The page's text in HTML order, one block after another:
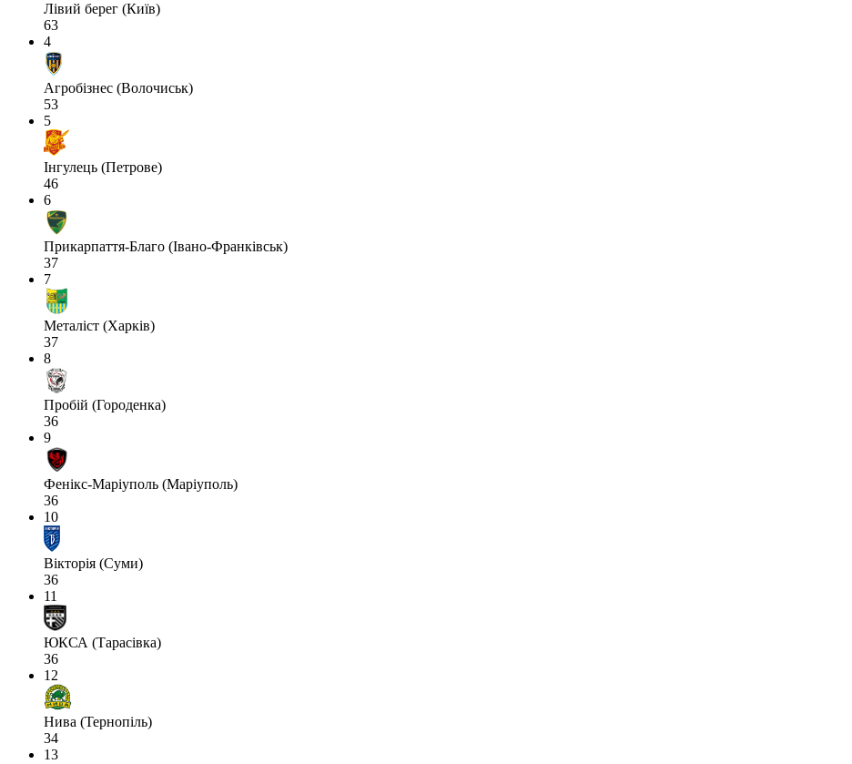
Лівий берег (Київ)
63
4
Агробізнес (Волочиськ)
53
5
Інгулець (Петрове)
46
6
Прикарпаття-Благо (Івано-Франківськ)
37
7
Металіст (Харків)
37
8
Пробій (Городенка)
36
9
Фенікс-Маріуполь (Маріуполь)
36
10
Вікторія (Суми)
36
11
ЮКСА (Тарасівка)
36
12
Нива (Тернопіль)
34
13